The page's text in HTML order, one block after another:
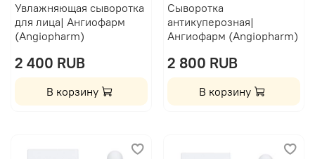
Увлажняющая сыворотка
для лица| Ангиофарм
(Angiopharm)
2 400 RUB
В корзину
Сыворотка
антикуперозная|
Ангиофарм (Angiopharm)
2 800 RUB
В корзину